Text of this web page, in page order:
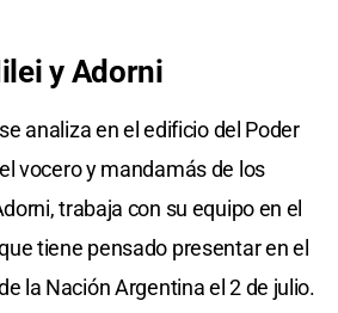
y Adorni
analiza en el edificio del Poder
vocero y mandamás de los
trabaja con su equipo en el
tiene pensado presentar en el
la Nación Argentina el 2 de julio.